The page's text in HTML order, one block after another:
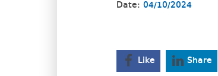
Date: 04/10/2024
Like Share